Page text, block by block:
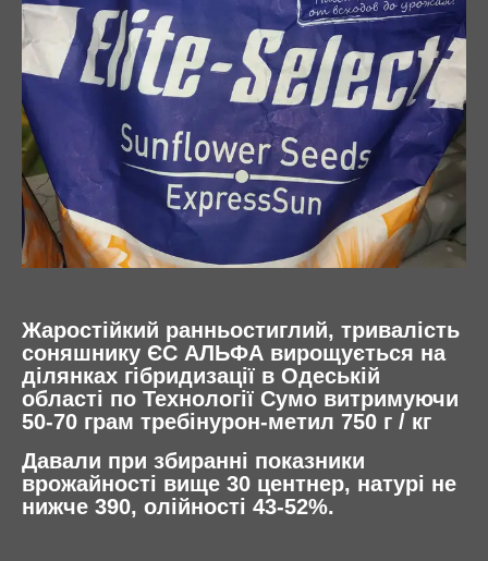
Жаростійкий ранньостиглий, тривалість
соняшнику ЄС АЛЬФА вирощується на
ділянках гібридизації в Одеській
області по Технології Сумо витримуючи
50-70 грам требінурон-метил 750 г / кг
Давали при збиранні показники
врожайності вище 30 центнер, натурі не
нижче 390, олійності 43-52%.